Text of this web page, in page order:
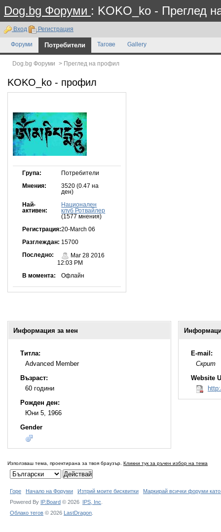
Dog.bg Форуми : KOKO_ko - Преглед
Вход Регистрация
Форуми Потребители Тагове Gallery
Dog.bg Форуми > Преглед на профил
KOKO_ko - профил
Група: Потребители
Мнения:
3520 (0.47 на
ден)
Най-
активен:
Национален
клуб Ротвайлер
(1577 мнения)
Регистрация:20-March 06
Разглеждан: 15700
Последно:
Mar 28 2016
12:03 PM
В момента: Офлайн
Информация за мен
Титла:
Advanced Member
Възраст:
60 години
Рожден ден:
Юни 5, 1966
Gender
E-mail:
Скрит
Website
Използваш тема, проектирана за твоя браузър. Кликни тук за ръчен избор на тема
Горе Начало на Форуми Изтрий моите бисквитки
Маркирай всички форуми
Powered By IP.Board © 2026 IPS, Inc
Облако тегов © 2026 LastDragon